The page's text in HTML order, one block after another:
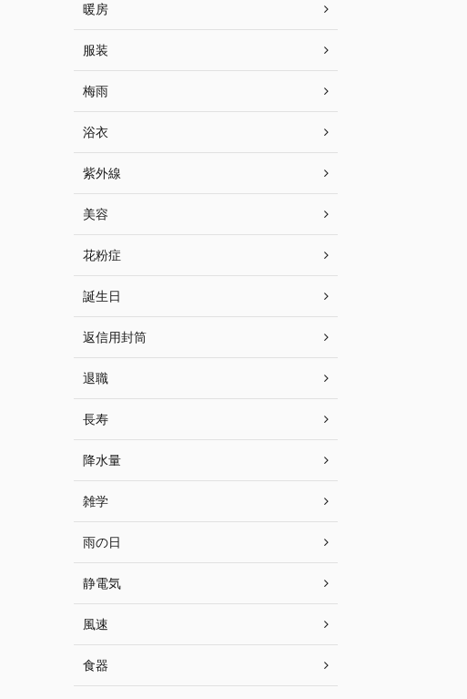
暖房
服装
梅雨
浴衣
紫外線
美容
花粉症
誕生日
返信用封筒
退職
長寿
降水量
雑学
雨の日
静電気
風速
食器